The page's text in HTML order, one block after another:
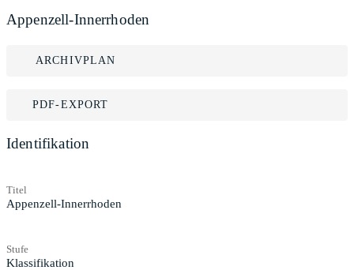
Appenzell-Innerrhoden
ARCHIVPLAN
PDF-EXPORT
Identifikation
Titel
Appenzell-Innerrhoden
Stufe
Klassifikation